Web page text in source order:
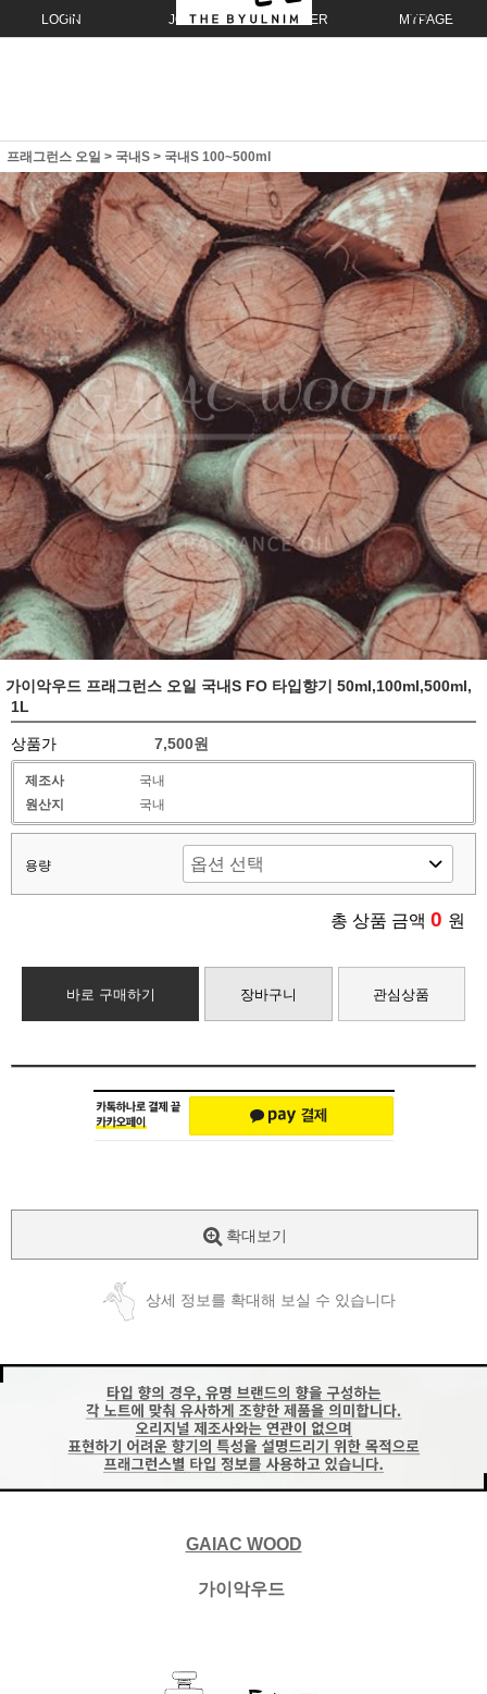
LOGIN JOIN ORDER MYPAGE
프래그런스 오일 > 국내S > 국내S 100~500ml
가이악우드 프래그런스 오일 국내S FO 타입향기 50ml,100ml,500ml,
1L
상품가 7,500원
제조사
국내
원산지
국내
용량
총 상품 금액 0 원
바로 구매하기 장바구니 관심상품
확대보기
상세 정보를 확대해 보실 수 있습니다
GAIAC WOOD
가이악우드